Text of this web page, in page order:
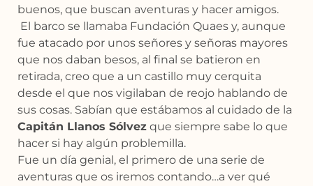
buenos, que buscan aventuras y hacer amigos.
El barco se llamaba Fundación Quaes y, aunque
fue atacado por unos señores y señoras mayores
que nos daban besos, al final se batieron en
retirada, creo que a un castillo muy cerquita
desde el que nos vigilaban de reojo hablando de
sus cosas. Sabían que estábamos al cuidado de la
Capitán Llanos Sólvez que siempre sabe lo que
hacer si hay algún problemilla.
Fue un día genial, el primero de una serie de
aventuras que os iremos contando…a ver qué